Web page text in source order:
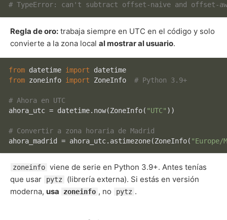
# TypeError: can't subtract offset-naive and offset-
Regla de oro: trabaja siempre en UTC en el código y solo
convierte a la zona local al mostrar al usuario.
from datetime import
from zoneinfo import ZoneInfo # Python 3.9+
# Ahora en UTC
ahora_utc = datetime.now(ZoneInfo( "UTC" ))
# Convertir a zona horaria de Madrid
ahora_madrid = ahora_utc.astimezone(ZoneInfo( "Europe/
zoneinfo viene de serie en Python 3.9+. Antes tenías
que usar
pytz
(librería externa). Si estás en versión
moderna, usa zoneinfo , no pytz .